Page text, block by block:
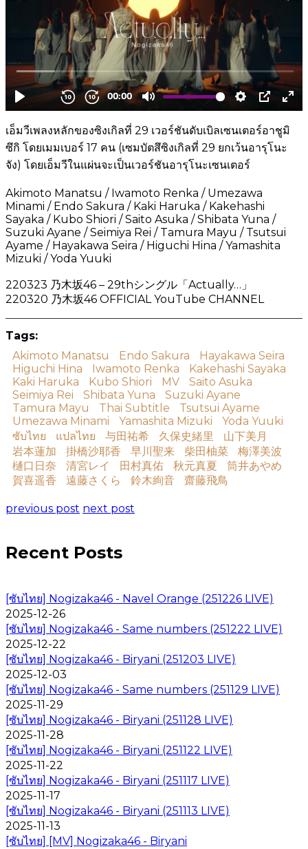
เอ็มวีเพลงหลักของซิงเกิลที่ 29 เวอร์ชันดับเบิลเซนเตอร์อาชูมิ
ซึกิ โดยเมมเบอร์ 17 คน (เซมบัตสึซิงเกิลที่ 29 ยกเว้นอารุโนะ
จัง) โดยเอ็มวีในแผ่นจะเป็นเวอร์ชันอารุโนะเซนเตอร์
Akimoto Manatsu / Iwamoto Renka / Umezawa
Minami / Endo Sakura / Kaki Haruka / Kakehashi
Sayaka / Kubo Shiori / Saito Asuka / Shibata Yuna /
Suzuki Ayane / Seimiya Rei / Tamura Mayu / Tsutsui
Ayame / Hayakawa Seira / Higuchi Hina / Yamashita
Mizuki / Yoda Yuuki
220323 乃木坂46 – 29thシングル「Actually…」
220320 乃木坂46 OFFICIAL YouTube CHANNEL
Tags:
Akimoto Manatsu
Endo Sakura
Hayakawa Seira
Higuchi Hina
Iwamoto Renka
Kakehashi Sayaka
Kaki Haruka
Kubo Shiori MV
Saito Asuka
Seimiya Rei
Shibata Yuna
Suzuki Ayane
Tamura Mayu
Thai Subtitle
Tsutsui Ayame
Umezawa Minami
Yamashita Mizuki
Yoda Yuuki
ซับไทย
แปลไทย 与田祐希 久保史緒里
山下美月
岩本蓮加
掛橋沙耶香 早川聖来 柴田柚菜
梅澤美波
樋口日奈
清宮レイ 田村真佑 秋元真夏
筒井あやめ
賀喜遥香
遠藤さくら 鈴木絢音 齋藤飛鳥
previous post next post
Recent Posts
[ซับไทย] Nogizaka46 - Navel Orange (251226 LIVE)
2025-12-26
[ซับไทย] Nogizaka46 - Same numbers (251222 LIVE)
2025-12-22
[ซับไทย] Nogizaka46 - Biryani (251203 LIVE)
2025-12-03
[ซับไทย] Nogizaka46 - Same numbers (251129 LIVE)
2025-11-29
[ซับไทย] Nogizaka46 - Biryani (251128 LIVE)
2025-11-28
[ซับไทย] Nogizaka46 - Biryani (251122 LIVE)
2025-11-22
[ซับไทย] Nogizaka46 - Biryani (251117 LIVE)
2025-11-17
[ซับไทย] Nogizaka46 - Biryani (251113 LIVE)
2025-11-13
[ซับไทย] [MV] Nogizaka46 - Biryani